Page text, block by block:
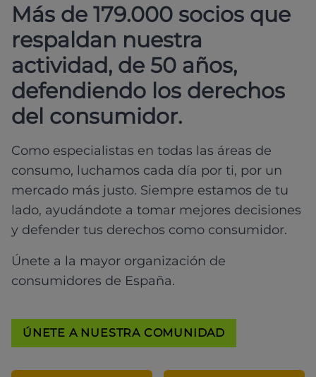
Más de 179.000 socios que
respaldan nuestra
actividad, de 50 años,
defendiendo los derechos
del consumidor.
Como especialistas en todas las áreas de
consumo, luchamos cada día por ti, por un
mercado más justo. Siempre estamos de tu
lado, ayudándote a tomar mejores decisiones
y defender tus derechos como consumidor.
Únete a la mayor organización de
consumidores de España.
ÚNETE A NUESTRA COMUNIDAD